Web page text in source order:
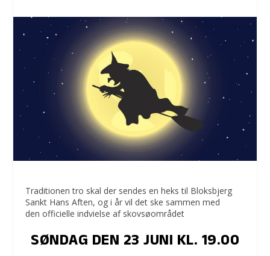
Traditionen tro skal der sendes en heks til Bloksbjerg
Sankt Hans Aften, og i år vil det ske sammen med
den officielle indvielse af skovsøområdet
SØNDAG DEN 23 JUNI KL. 19.00